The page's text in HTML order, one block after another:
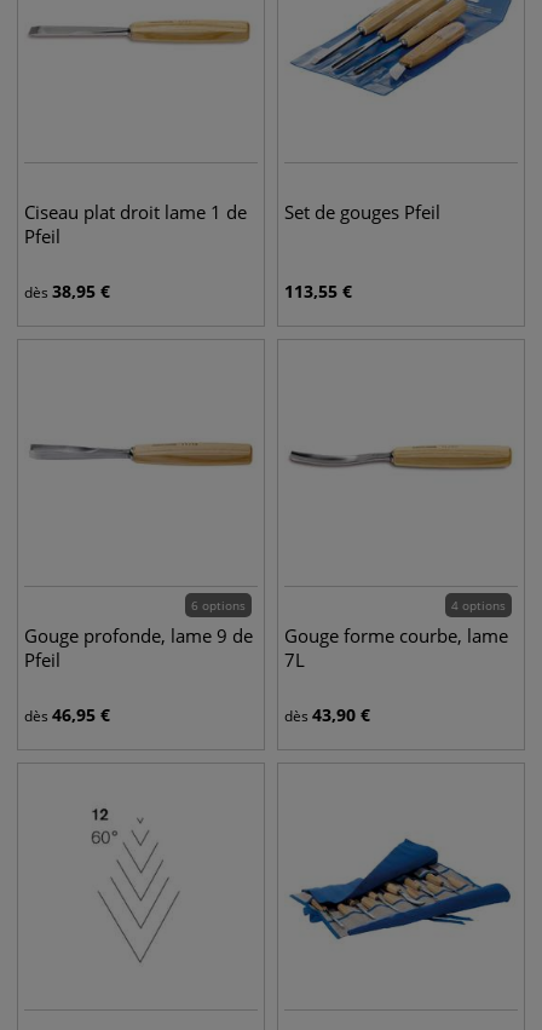
Ciseau plat droit lame 1 de
Pfeil
dès 38,95 €
Set de gouges Pfeil
113,55 €
6 options
Gouge profonde, lame 9 de
Pfeil
dès 46,95 €
4 options
Gouge forme courbe, lame
7L
dès 43,90 €